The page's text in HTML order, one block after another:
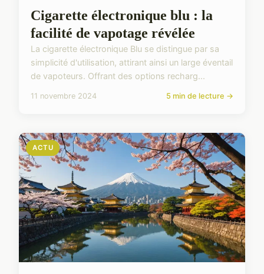
Cigarette électronique blu : la
facilité de vapotage révélée
La cigarette électronique Blu se distingue par sa
simplicité d'utilisation, attirant ainsi un large éventail
de vapoteurs. Offrant des options recharg...
11 novembre 2024 5 min de lecture →
ACTU